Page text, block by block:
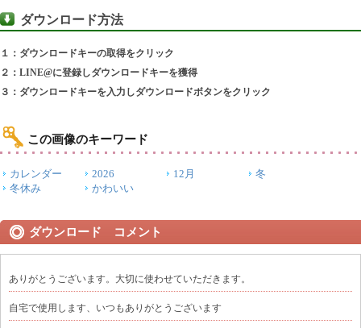
ダウンロード方法
１：ダウンロードキーの取得をクリック
２：LINE@に登録しダウンロードキーを獲得
３：ダウンロードキーを入力しダウンロードボタンをクリック
この画像のキーワード
カレンダー 2026 12月
冬
冬休み
かわいい
ダウンロード コメント
ありがとうございます。大切に使わせていただきます。
自宅で使用します、いつもありがとうございます